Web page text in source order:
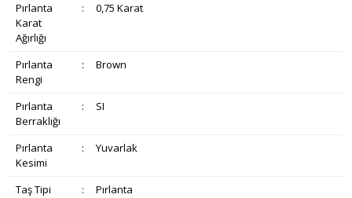
Pırlanta
Karat
Ağırlığı
: 0,75 Karat
Pırlanta
Rengi
: Brown
Pırlanta
Berraklığı
: SI
Pırlanta
Kesimi
: Yuvarlak
Taş Tipi :
Pırlanta